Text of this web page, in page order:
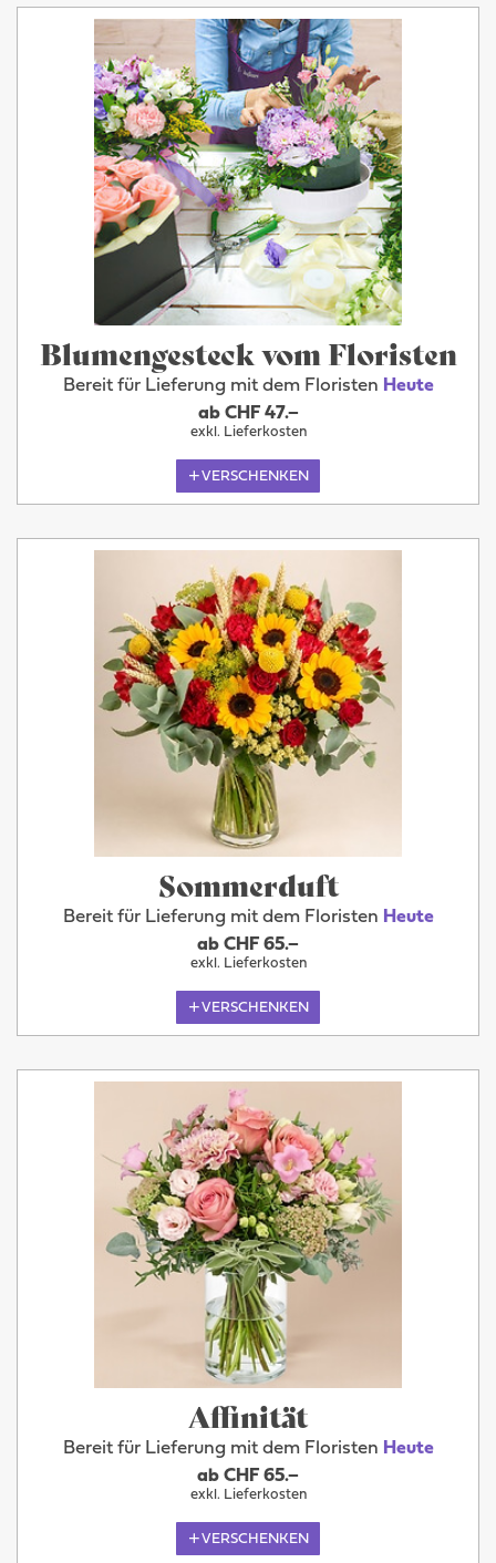
Blumengesteck vom Floristen
Bereit für Lieferung mit dem Floristen Heute
ab CHF 47.–
exkl. Lieferkosten
VERSCHENKEN
Sommerduft
Bereit für Lieferung mit dem Floristen Heute
ab CHF 65.–
exkl. Lieferkosten
VERSCHENKEN
Affinität
Bereit für Lieferung mit dem Floristen Heute
ab CHF 65.–
exkl. Lieferkosten
VERSCHENKEN